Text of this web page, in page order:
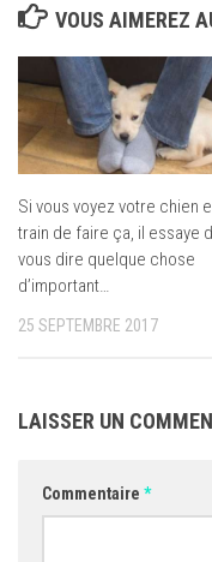
VOUS AIMEREZ
Si vous voyez votre chien
train de faire ça, il essaye
vous dire quelque chose
d’important…
25 SEPTEMBRE 2017
LAISSER UN
Commentaire *